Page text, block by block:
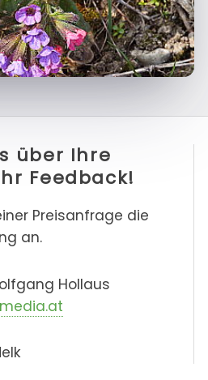
über Ihre
Feedback!
Preisanfrage die
an.
Hollaus